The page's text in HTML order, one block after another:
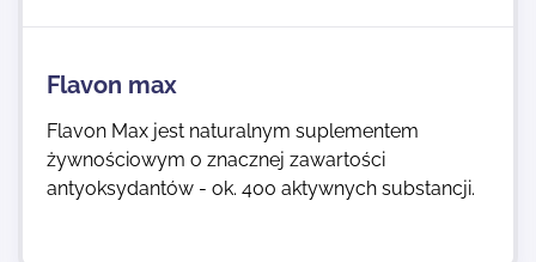
Flavon max
Flavon Max jest naturalnym suplementem
żywnościowym o znacznej zawartości
antyoksydantów - ok. 400 aktywnych substancji.